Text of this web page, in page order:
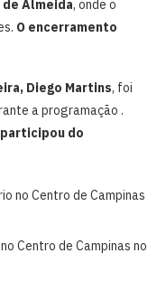
de Almeida, onde o
O encerramento
Diego Martins, foi
a programação .
do
Centro de Campinas no